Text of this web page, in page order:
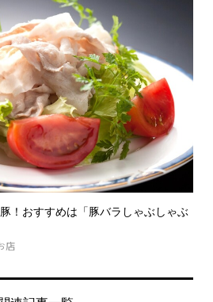
！おすすめは「豚バラしゃぶしゃぶ
店